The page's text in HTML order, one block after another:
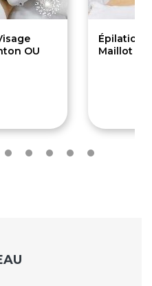
OU
Épilation
Maillot